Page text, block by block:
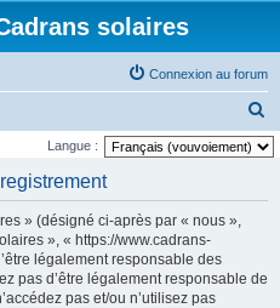
solaires
Connexion au forum
e
Langue :
» (désigné ci-après par « nous »,
», « https://www.cadrans-
légalement responsable des
pas d’être légalement responsable de
pas et/ou n’utilisez pas